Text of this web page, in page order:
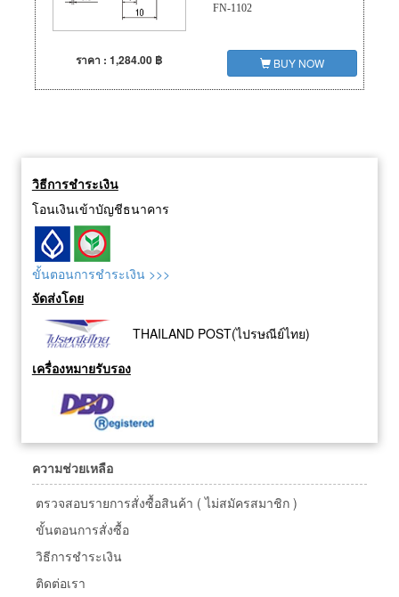
FN-1102
ราคา : 1,284.00 ฿ BUY NOW
วิธีการชำระเงิน
โอนเงินเข้าบัญชีธนาคาร
ขั้นตอนการชำระเงิน >>>
จัดส่งโดย
THAILAND POST(ไปรษณีย์ไทย)
เครื่องหมายรับรอง
ความช่วยเหลือ
ตรวจสอบรายการสั่งซื้อสินค้า ( ไม่สมัครสมาชิก )
ขั้นตอนการสั่งซื้อ
วิธีการชำระเงิน
ติดต่อเรา